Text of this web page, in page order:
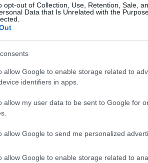
opt-out of Collection, Use, Retention, Sale,
Data that Is Unrelated with the
allow Google to enable storage related to
identifiers in apps.
allow my user data to be sent to Google for
allow Google to send me personalized
allow Google to enable storage related to
Όσιος Νικάνωρ ο
παγωτατζίδικα της Αθήνας η
είναι…και τα δύο!